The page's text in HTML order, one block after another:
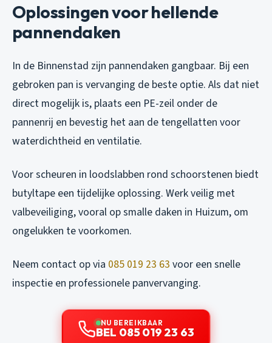
Oplossingen voor hellende
pannendaken
In de Binnenstad zijn pannendaken gangbaar. Bij een
gebroken pan is vervanging de beste optie. Als dat niet
direct mogelijk is, plaats een PE-zeil onder de
pannenrij en bevestig het aan de tengellatten voor
waterdichtheid en ventilatie.
Voor scheuren in loodslabben rond schoorstenen biedt
butyltape een tijdelijke oplossing. Werk veilig met
valbeveiliging, vooral op smalle daken in Huizum, om
ongelukken te voorkomen.
Neem contact op via 085 019 23 63 voor een snelle
inspectie en professionele panvervanging.
NU BEREIKBAAR
BEL 085 019 23 63